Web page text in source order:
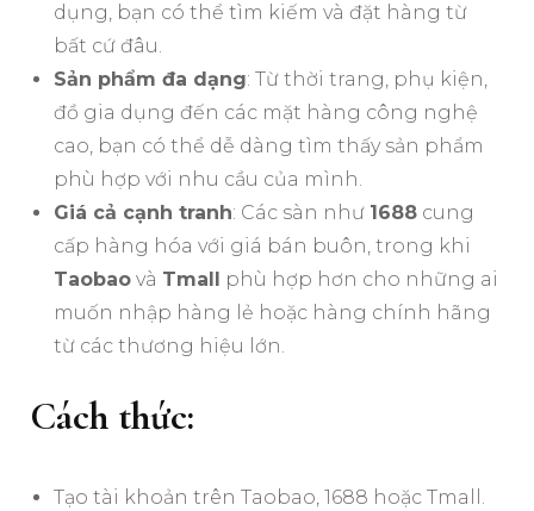
dụng, bạn có thể tìm kiếm và đặt hàng từ
bất cứ đâu.
Sản phẩm đa dạng: Từ thời trang, phụ kiện,
đồ gia dụng đến các mặt hàng công nghệ
cao, bạn có thể dễ dàng tìm thấy sản phẩm
phù hợp với nhu cầu của mình.
Giá cả cạnh tranh: Các sàn như 1688 cung
cấp hàng hóa với giá bán buôn, trong khi
Taobao và Tmall phù hợp hơn cho những ai
muốn nhập hàng lẻ hoặc hàng chính hãng
từ các thương hiệu lớn.
Cách thức:
Tạo tài khoản trên Taobao, 1688 hoặc Tmall.